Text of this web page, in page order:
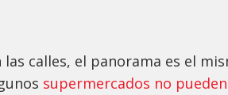
las calles, el panorama es el
supermercados no